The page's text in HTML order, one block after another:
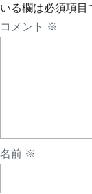
ズ
いる欄は必須項目
コメント ※
名前 ※